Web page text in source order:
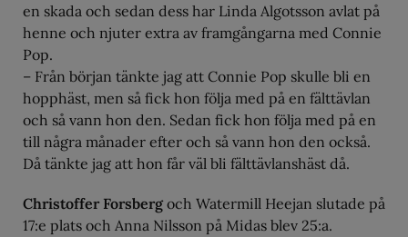
en skada och sedan dess har Linda Algotsson avlat på
henne och njuter extra av framgångarna med Connie
Pop.
– Från början tänkte jag att Connie Pop skulle bli en
hopphäst, men så fick hon följa med på en fälttävlan
och så vann hon den. Sedan fick hon följa med på en
till några månader efter och så vann hon den också.
Då tänkte jag att hon får väl bli fälttävlanshäst då.
Christoffer Forsbergoch Watermill Heejan slutade på
17:e plats och Anna Nilsson på Midas blev 25:a.